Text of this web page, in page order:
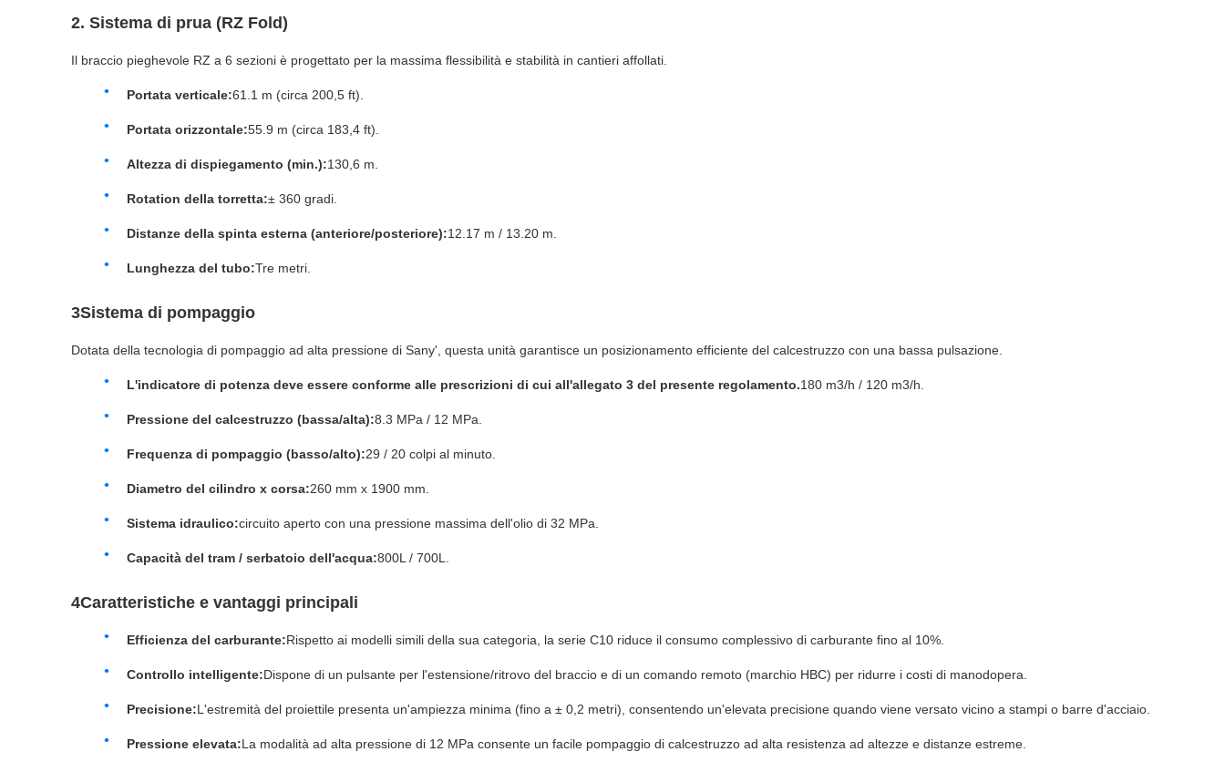
2. Sistema di prua (RZ Fold)
Il braccio pieghevole RZ a 6 sezioni è progettato per la massima flessibilità e stabilità in cantieri affollati.
Portata verticale:61.1 m (circa 200,5 ft).
Portata orizzontale:55.9 m (circa 183,4 ft).
Altezza di dispiegamento (min.):130,6 m.
Rotation della torretta:± 360 gradi.
Distanze della spinta esterna (anteriore/posteriore):12.17 m / 13.20 m.
Lunghezza del tubo:Tre metri.
3Sistema di pompaggio
Dotata della tecnologia di pompaggio ad alta pressione di Sany', questa unità garantisce un posizionamento efficiente del calcestruzzo con una bassa pulsazione.
L'indicatore di potenza deve essere conforme alle prescrizioni di cui all'allegato 3 del presente regolamento.180 m3/h / 120 m3/h.
Pressione del calcestruzzo (bassa/alta):8.3 MPa / 12 MPa.
Frequenza di pompaggio (basso/alto):29 / 20 colpi al minuto.
Diametro del cilindro x corsa:260 mm x 1900 mm.
Sistema idraulico:circuito aperto con una pressione massima dell'olio di 32 MPa.
Capacità del tram / serbatoio dell'acqua:800L / 700L.
4Caratteristiche e vantaggi principali
Efficienza del carburante:Rispetto ai modelli simili della sua categoria, la serie C10 riduce il consumo complessivo di carburante fino al 10%.
Controllo intelligente:Dispone di un pulsante per l'estensione/ritrovo del braccio e di un comando remoto (marchio HBC) per ridurre i costi di manodopera.
Precisione:L'estremità del proiettile presenta un'ampiezza minima (fino a ± 0,2 metri), consentendo un'elevata precisione quando viene versato vicino a stampi o barre d'acciaio.
Pressione elevata:La modalità ad alta pressione di 12 MPa consente un facile pompaggio di calcestruzzo ad alta resistenza ad altezze e distanze estreme.